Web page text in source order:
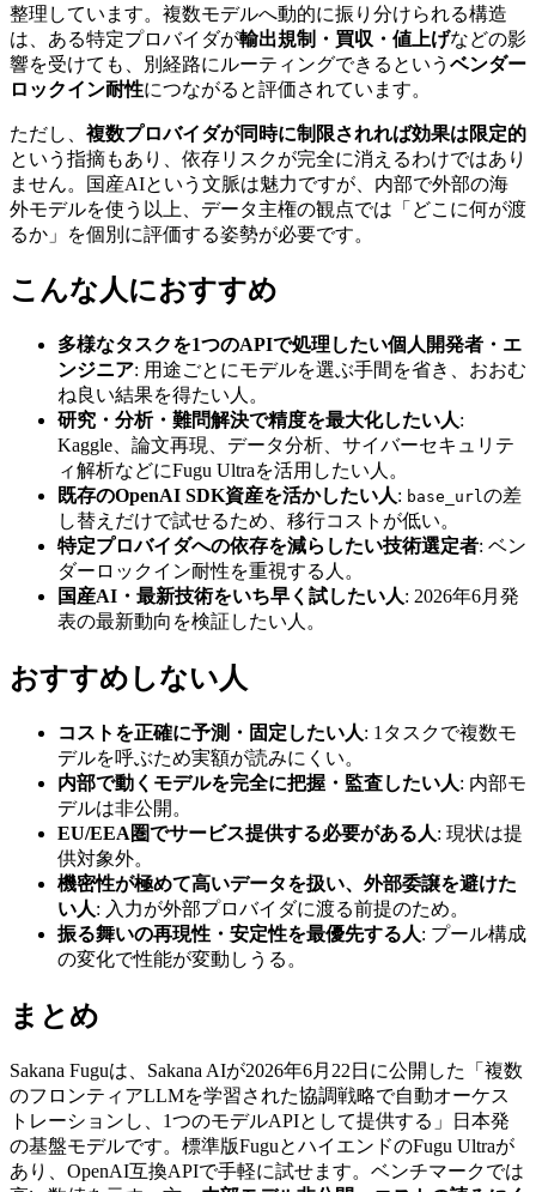
整理しています。複数モデルへ動的に振り分けられる構造
は、ある特定プロバイダが輸出規制・買収・値上げなどの影
響を受けても、別経路にルーティングできるという ベンダー
ロックイン耐性につながると評価されています。
ただし、 複数プロバイダが同時に制限されれば効果は限定的
という指摘もあり、依存リスクが完全に消えるわけではあり
ません。国産AIという文脈は魅力ですが、内部で外部の海
外モデルを使う以上、データ主権の観点では「どこに何が渡
るか」を個別に評価する姿勢が必要です。
こんな人におすすめ
多様なタスクを1つのAPIで処理したい個人開発者・エ
ンジニア: 用途ごとにモデルを選ぶ手間を省き、おおむ
ね良い結果を得たい人。
研究・分析・難問解決で精度を最大化したい人:
Kaggle、論文再現、データ分析、サイバーセキュリテ
ィ解析などにFugu Ultraを活用したい人。
既存のOpenAI SDK資産を活かしたい人: base_urlの差
し替えだけで試せるため、移行コストが低い。
特定プロバイダへの依存を減らしたい技術選定者: ベン
ダーロックイン耐性を重視する人。
国産AI・最新技術をいち早く試したい人: 2026年6月発
表の最新動向を検証したい人。
おすすめしない人
コストを正確に予測・固定したい人: 1タスクで複数モ
デルを呼ぶため実額が読みにくい。
内部で動くモデルを完全に把握・監査したい人: 内部モ
デルは非公開。
EU/EEA圏でサービス提供する必要がある人: 現状は提
供対象外。
機密性が極めて高いデータを扱い、外部委譲を避けた
い人: 入力が外部プロバイダに渡る前提のため。
振る舞いの再現性・安定性を最優先する人: プール構成
の変化で性能が変動しうる。
まとめ
Sakana Fuguは、Sakana AIが2026年6月22日に公開した「複数
のフロンティアLLMを学習された協調戦略で自動オーケス
トレーションし、1つのモデルAPIとして提供する」日本発
の基盤モデルです。標準版FuguとハイエンドのFugu Ultraが
あり、OpenAI互換APIで手軽に試せます。ベンチマークでは